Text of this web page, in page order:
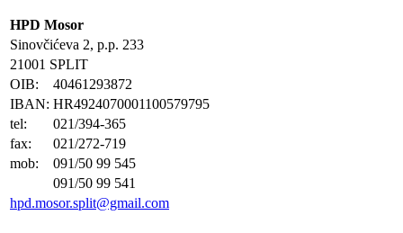
HPD Mosor
Sinovčićeva 2, p.p. 233
21001 SPLIT
OIB:
40461293872
IBAN: HR4924070001100579795
tel:
021/394-365
fax:
021/272-719
mob:
091/50 99 545
091/50 99 541
hpd.mosor.split@gmail.com